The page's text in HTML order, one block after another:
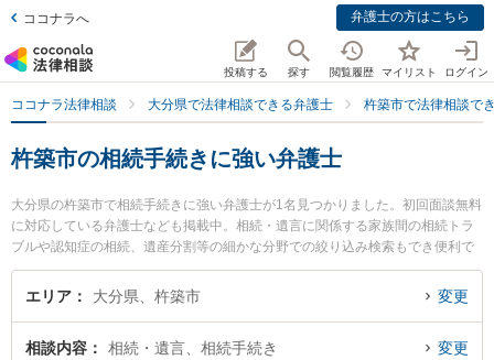
ココナラへ 弁護士の方はこちら
投稿する 探す 閲覧履歴 マイリスト ログイン
ココナラ法律相談 大分県で法律相談できる弁護士 杵築市で法律相談で
杵築市の相続手続きに強い弁護士
大分県の杵築市で相続手続きに強い弁護士が1名見つかりました。初回面談無料
に対応している弁護士なども掲載中。相続・遺言に関係する家族間の相続トラ
ブルや認知症の相続、遺産分割等の細かな分野での絞り込み検索もでき便利で
す。特に弁護士法人古庄総合法律事務所の森若 利幸弁護士のプロフィール情報
や弁護士費用、強みなどが注目されています。『杵築市で土日や夜間に発生し
きを法律相談できる杵築市内の弁護士に相談予約したい』などでお困りの相談
エリア 大分県、杵築市 変更
相談内容 相続・遺言、相続手続き 変更